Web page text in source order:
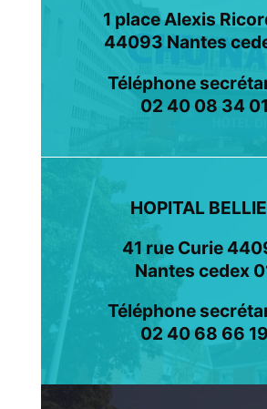
1 place Alexis
44093 Nantes
Téléphone
02 40 08 34 01
HOPITAL
41 rue Curie
Nantes cedex
Téléphone
02 40 68 66 19